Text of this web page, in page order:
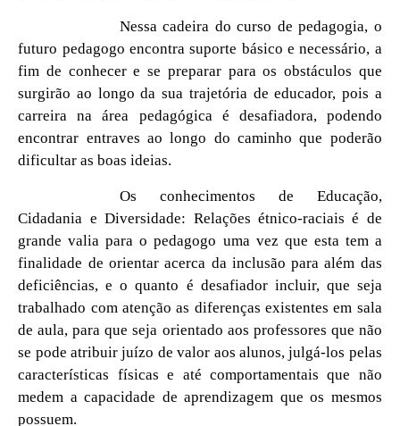
Nessa cadeira do curso de pedagogia, o
futuro pedagogo encontra suporte básico e necessário, a
fim de conhecer e se preparar para os obstáculos que
surgirão ao longo da sua trajetória de educador, pois a
carreira na área pedagógica é desafiadora, podendo
encontrar entraves ao longo do caminho que poderão
dificultar as boas ideias.
Os conhecimentos de Educação,
Cidadania e Diversidade: Relações étnico-raciais é de
grande valia para o pedagogo uma vez que esta tem a
finalidade de orientar acerca da inclusão para além das
deficiências, e o quanto é desafiador incluir, que seja
trabalhado com atenção as diferenças existentes em sala
de aula, para que seja orientado aos professores que não
se pode atribuir juízo de valor aos alunos, julgá-los pelas
características físicas e até comportamentais que não
medem a capacidade de aprendizagem que os mesmos
possuem.